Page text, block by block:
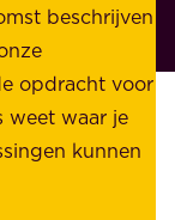
beschrijven
opdracht voor
weet waar je
kunnen